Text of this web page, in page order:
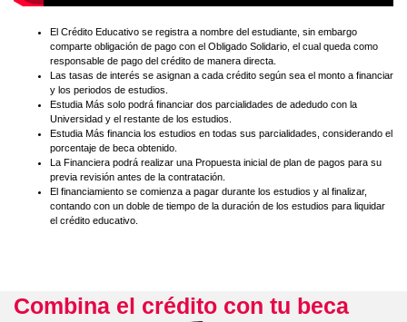
El Crédito Educativo se registra a nombre del estudiante, sin embargo
comparte obligación de pago con el Obligado Solidario, el cual queda como
responsable de pago del crédito de manera directa.
Las tasas de interés se asignan a cada crédito según sea el monto a financiar
y los periodos de estudios.
Estudia Más solo podrá financiar dos parcialidades de adedudo con la
Universidad y el restante de los estudios.
Estudia Más financia los estudios en todas sus parcialidades, considerando el
porcentaje de beca obtenido.
La Financiera podrá realizar una Propuesta inicial de plan de pagos para su
previa revisión antes de la contratación.
El financiamiento se comienza a pagar durante los estudios y al finalizar,
contando con un doble de tiempo de la duración de los estudios para liquidar
el crédito educativo.
Combina el crédito con tu beca